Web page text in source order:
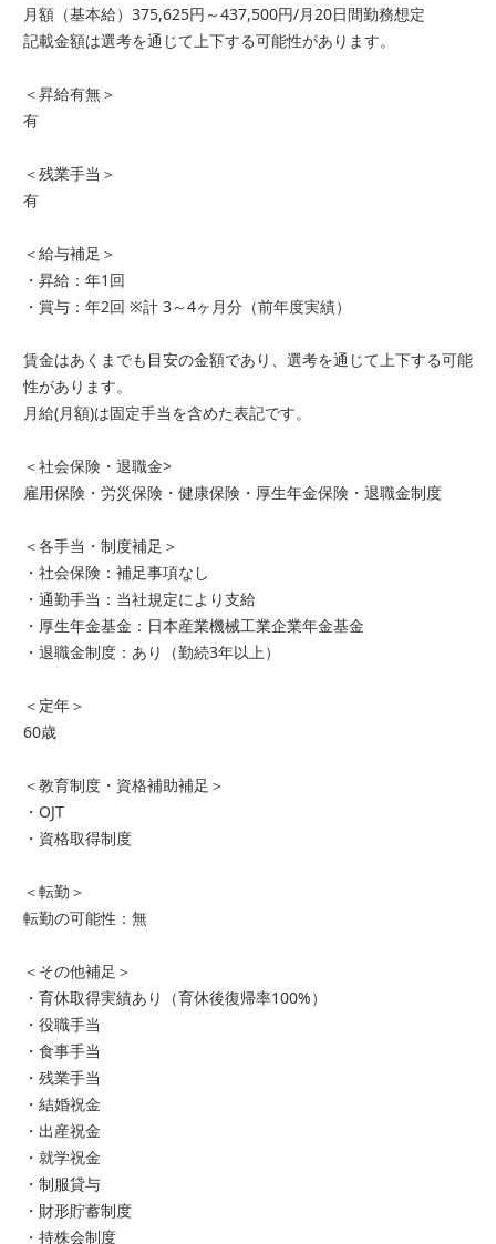
月額（基本給）375,625円～437,500円/月20日間勤務想定
記載金額は選考を通じて上下する可能性があります。
＜昇給有無＞
有
＜残業手当＞
有
＜給与補足＞
・昇給：年1回
・賞与：年2回 ※計 3～4ヶ月分（前年度実績）
賃金はあくまでも目安の金額であり、選考を通じて上下する可能
性があります。
月給(月額)は固定手当を含めた表記です。
＜社会保険・退職金>
雇用保険・労災保険・健康保険・厚生年金保険・退職金制度
＜各手当・制度補足＞
・社会保険：補足事項なし
・通勤手当：当社規定により支給
・厚生年金基金：日本産業機械工業企業年金基金
・退職金制度：あり（勤続3年以上）
＜定年＞
60歳
＜教育制度・資格補助補足＞
・OJT
・資格取得制度
＜転勤＞
転勤の可能性：無
＜その他補足＞
・育休取得実績あり（育休後復帰率100%）
・役職手当
・食事手当
・残業手当
・結婚祝金
・出産祝金
・就学祝金
・制服貸与
・財形貯蓄制度
・持株会制度